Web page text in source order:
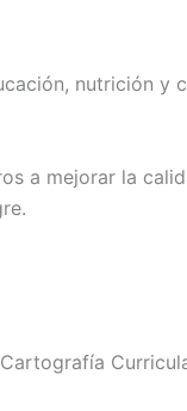
nutrición
a mejorar la